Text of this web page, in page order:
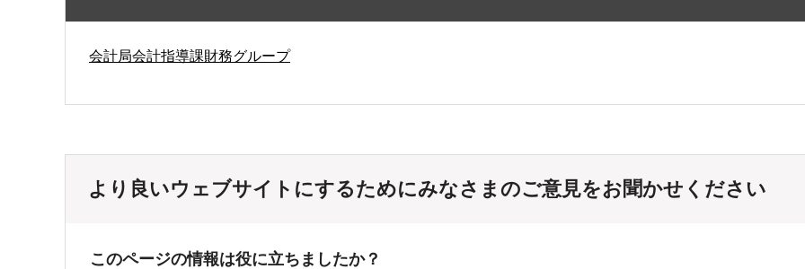
会計局会計指導課財務グループ
より良いウェブサイトにするためにみなさまのご意見をお聞かせください
このページの情報は役に立ちましたか？